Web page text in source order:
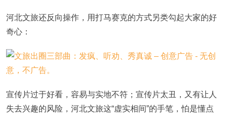
河北文旅还反向操作，用打马赛克的方式另类勾起大家的好
奇心：
宣传片过于好看，容易与实地不符；宣传片太丑，又有让人
失去兴趣的风险，河北文旅这“虚实相间”的手笔，怕是懂点